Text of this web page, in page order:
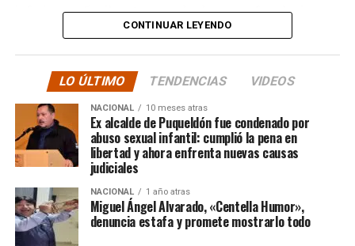
expansión de la educación en la península de Rilán,
atendiendo a las necesidades y aspiraciones de la
inferiores a 5 mil metros cuadrados, pero fue el mismo
organismo contralor que dispuso de otro dictamen la
anterior.
“En su minuto, lamentablemente hubo un dictamen
de Contraloría que prohibía los saneamientos de
sitios, sobre la Ley 2.695, y eso lo consideramos una
medida injusta por un caso particular que ocurrió en
Santiago y que estaba afectando a la gente de
nuestra provincia. Afortunadamente un nuevo
dictamen de Contraloría General de la República
deja sin efecto esa resolución y va a permitir
CONTINUAR LEYENDO
LO ÚLTIMO TENDENCIAS VIDEOS
NACIONAL 10 meses atras
Ex alcalde de Puqueldón fue condenado por
abuso sexual infantil: cumplió la pena en
libertad y ahora enfrenta nuevas causas
judiciales
NACIONAL 1 año atras
Miguel Ángel Alvarado, «Centella Humor»,
denuncia estafa y promete mostrarlo todo